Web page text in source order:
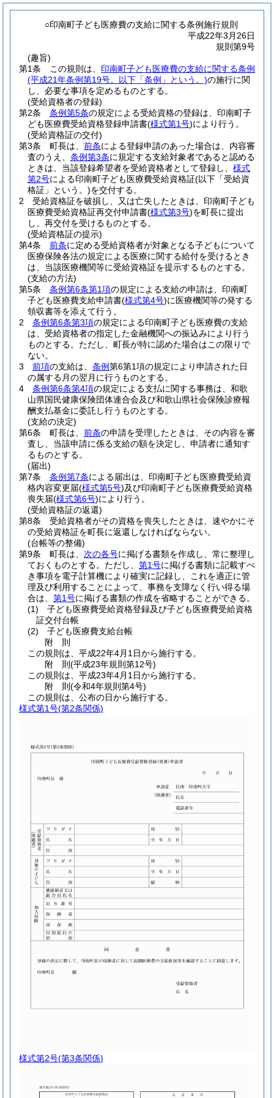
○印南町子ども医療費の支給に関する条例施行規則
平成22年3月26日
規則第9号
(趣旨)
第1条
この規則は、 印南町子ども医療費の支給に関する条例
(平成21年条例第19号。以下「条例」という。)の施行に関
し、必要な事項を定めるものとする。
(受給資格者の登録)
第2条
条例第5条の規定による受給資格の登録は、印南町子
ども医療費受給資格登録申請書(様式第1号)により行う。
(受給資格証の交付)
第3条
町長は、 前条による登録申請のあった場合は、内容審
査のうえ、 条例第3条に規定する支給対象者であると認める
ときは、当該登録希望者を受給資格者として登録し、 様式
第2号による印南町子ども医療費受給資格証(以下「受給資
格証」という。)を交付する。
2
受給資格証を破損し、又は亡失したときは、印南町子ども
医療費受給資格証再交付申請書(様式第3号)を町長に提出
し、再交付を受けるものとする。
(受給資格証の提示)
第4条
前条に定める受給資格者が対象となる子どもについて
医療保険各法の規定による医療に関する給付を受けるとき
は、当該医療機関等に受給資格証を提示するものとする。
(支給の方法)
第5条
条例第6条第1項の規定による支給の申請は、印南町
子ども医療費支給申請書(様式第4号)に医療機関等の発する
領収書等を添えて行う。
2
条例第6条第3項の規定による印南町子ども医療費の支給
は、受給資格者の指定した金融機関への振込みにより行う
ものとする。 ただし、町長が特に認めた場合はこの限りで
ない。
3
前項の支給は、 条例第6第1項の規定により申請された日
の属する月の翌月に行うものとする。
4
条例第6条第4項の規定による支払に関する事務は、和歌
山県国民健康保険団体連合会及び和歌山県社会保険診療報
酬支払基金に委託し行うものとする。
(支給の決定)
第6条
町長は、 前条の申請を受理したときは、その内容を審
査し、当該申請に係る支給の額を決定し、申請者に通知す
るものとする。
(届出)
第7条
条例第7条による届出は、印南町子ども医療費受給資
格内容変更届(様式第5号)及び印南町子ども医療費受給資格
喪失届(様式第6号)により行う。
(受給資格証の返還)
第8条
受給資格者がその資格を喪失したときは、速やかにそ
の受給資格証を町長に返還しなければならない。
(台帳等の整備)
第9条
町長は、 次の各号に掲げる書類を作成し、常に整理し
ておくものとする。 ただし、 第1号に掲げる書類に記載すべ
き事項を電子計算機により確実に記録し、これを適正に管
理及び利用することによって、事務を支障なく行い得る場
合は、 第1号に掲げる書類の作成を省略することができる。
(1)
子ども医療費受給資格登録及び子ども医療費受給資格
証交付台帳
(2)
子ども医療費支給台帳
附 則
この規則は、平成22年4月1日から施行する。
附 則(平成23年規則第12号)
この規則は、平成23年4月1日から施行する。
附 則(令和4年規則第4号)
この規則は、公布の日から施行する。
様式第1号(第2条関係)
様式第2号(第3条関係)